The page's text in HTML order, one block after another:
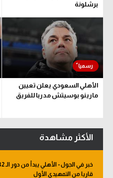
برشلونة
الأهلي السعودي يعلن تعيين
مارينو بوسيتش مدربا للفريق
الأكثر مشاهدة
قاريا من التمهيدي الأول